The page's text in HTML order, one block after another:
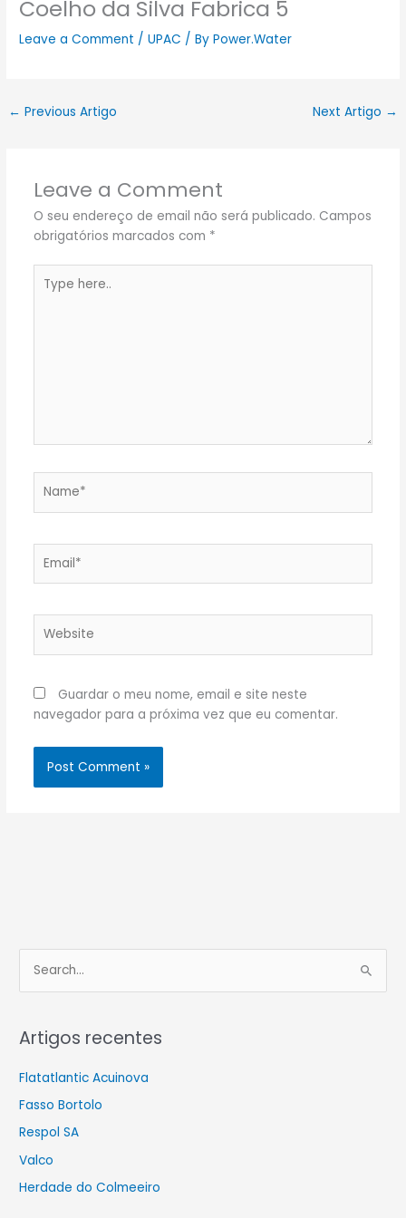
Coelho da Silva Fabrica 5
Leave a Comment /UPAC / ByPower.Water
← Previous Artigo Next Artigo →
Leave a Comment
O seu endereço de email não será publicado. Campos
obrigatórios marcados com *
here..
Guardar o meu nome, email e site neste
navegador para a próxima vez que eu comentar.
e
r
c
r
:
Artigos recentes
Flatatlantic Acuinova
Fasso Bortolo
Respol SA
Valco
Herdade do Colmeeiro